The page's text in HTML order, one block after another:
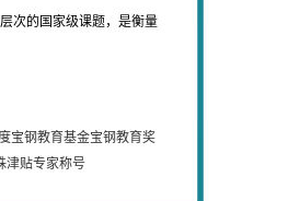
次的国家级课题，是衡量
宝钢教育基金宝钢教育奖
津贴专家称号